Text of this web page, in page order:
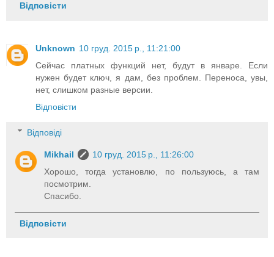
Відповісти
Unknown 10 груд. 2015 р., 11:21:00
Сейчас платных функций нет, будут в январе. Если
нужен будет ключ, я дам, без проблем. Переноса, увы,
нет, слишком разные версии.
Відповісти
Відповіді
Mikhail
10 груд. 2015 р., 11:26:00
Хорошо, тогда установлю, по пользуюсь, а там
посмотрим.
Спасибо.
Відповісти